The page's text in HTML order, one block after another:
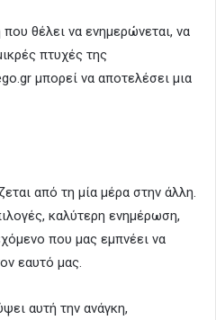
θέλει να ενημερώνεται, να
πτυχές της
μπορεί να αποτελέσει μια
από τη μία μέρα στην άλλη.
καλύτερη ενημέρωση,
που μας εμπνέει να
εαυτό μας.
αυτή την ανάγκη,